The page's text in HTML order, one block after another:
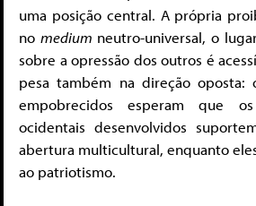
uma posição central. A própria
no medium neutro-universal, o
sobre a opressão dos outros é
pesa também na direção oposta:
empobrecidos esperam que
ocidentais desenvolvidos
abertura multicultural, enquanto
ao patriotismo.